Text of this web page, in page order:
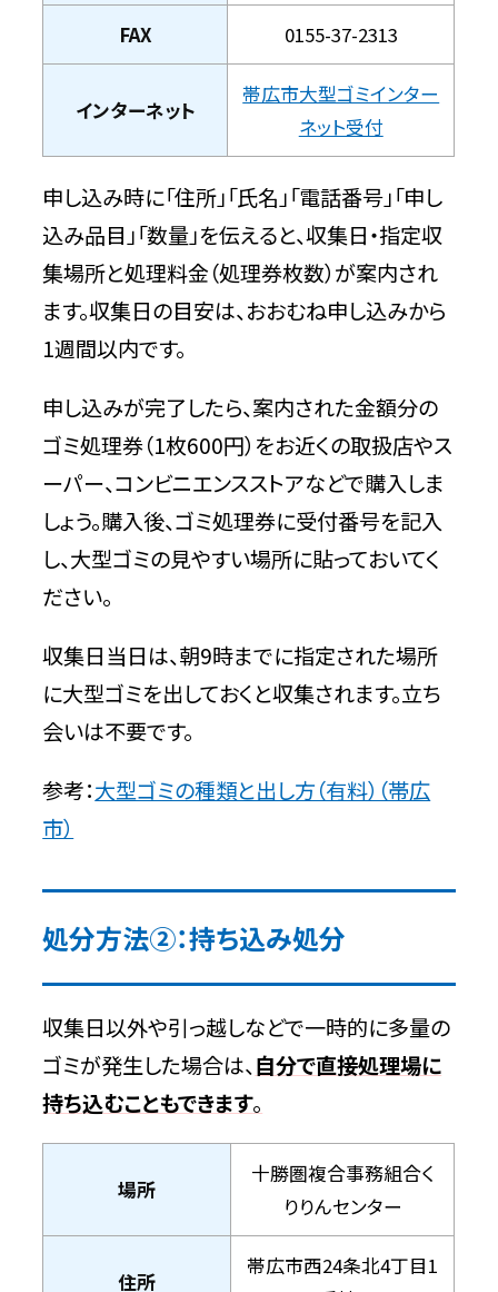
FAX 0155-37-2313
インターネット
帯広市大型ゴミインター
ネット受付
申し込み時に「住所」「氏名」「電話番号」「申し
込み品目」「数量」を伝えると、収集日・指定収
集場所と処理料金（処理券枚数）が案内され
ます。収集日の目安は、おおむね申し込みから
1週間以内です。
申し込みが完了したら、案内された金額分の
ゴミ処理券（1枚600円）をお近くの取扱店やス
ーパー、コンビニエンスストアなどで購入しま
しょう。購入後、ゴミ処理券に受付番号を記入
し、大型ゴミの見やすい場所に貼っておいてく
ださい。
収集日当日は、朝9時までに指定された場所
に大型ゴミを出しておくと収集されます。立ち
会いは不要です。
参考：大型ゴミの種類と出し方（有料）（帯広
市）
処分方法②：持ち込み処分
収集日以外や引っ越しなどで一時的に多量の
ゴミが発生した場合は、自分で直接処理場に
持ち込むこともできます。
場所
十勝圏複合事務組合く
りりんセンター
住所
帯広市西24条北4丁目1